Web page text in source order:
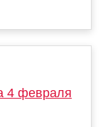
4 февраля